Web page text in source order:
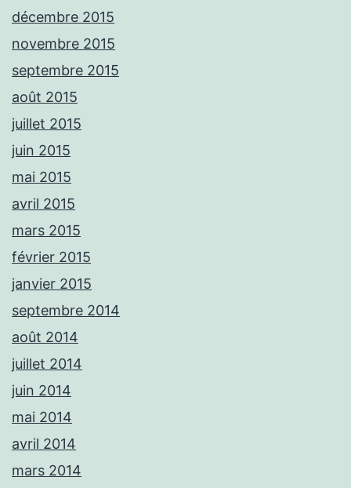
décembre 2015
novembre 2015
septembre 2015
août 2015
juillet 2015
juin 2015
mai 2015
avril 2015
mars 2015
février 2015
janvier 2015
septembre 2014
août 2014
juillet 2014
juin 2014
mai 2014
avril 2014
mars 2014